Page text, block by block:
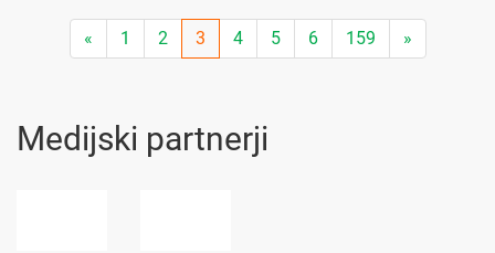
« 1 2 3 4 5 6 159 »
Medijski partnerji